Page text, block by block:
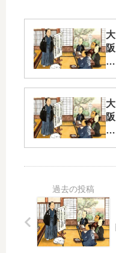
大
阪
弁
イ
ズ
Pa
妊
？
お
腹
大
阪
弁
ズ
rt 2
呼
称